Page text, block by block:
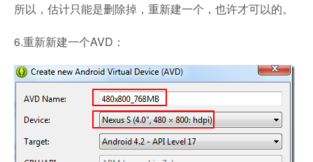
所以，估计只能是删除掉，重新建一个，也许才可以的。
6.重新新建一个AVD：